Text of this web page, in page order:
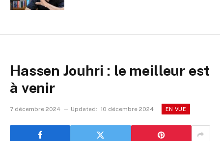
Hassen Jouhri : le meilleur est
à venir
7 décembre 2024 Updated: 10 décembre 2024 EN VUE